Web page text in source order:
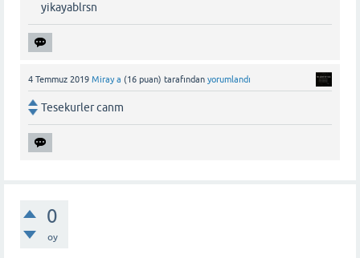
yikayablrsn
4 Temmuz 2019 Miray a (16 puan) tarafından yorumlandı
Tesekurler canm
0
oy